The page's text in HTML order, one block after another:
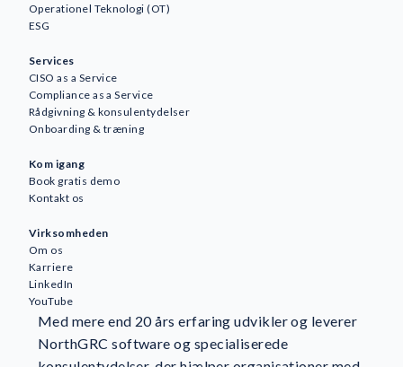
Awareness
Forretningskontinuitet og
robusthed
GRC
ESG
ISO-standarder og certificering
Informationssikkerhed
NIS2
NorthGRC og branchenyheder
Operationel Teknologi (OT)
ESG
Services
CISO as a Service
Compliance as a Service
Rådgivning & konsulentydelser
Onboarding & træning
Kom igang
Book gratis demo
Kontakt os
Virksomheden
Om os
Karriere
LinkedIn
YouTube
Med mere end 20 års erfaring udvikler og leverer
NorthGRC software og specialiserede